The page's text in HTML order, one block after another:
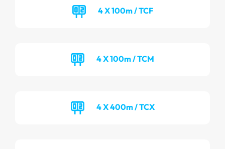
4 X 100m / TCF
4 X 100m / TCM
4 X 400m / TCX